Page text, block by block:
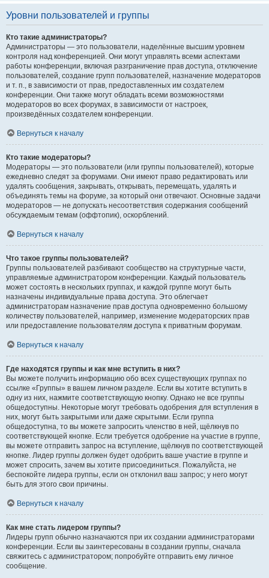
Уровни пользователей и группы
Кто такие администраторы?
Администраторы — это пользователи, наделённые высшим уровнем
контроля над конференцией. Они могут управлять всеми аспектами
работы конференции, включая разграничение прав доступа, отключение
пользователей, создание групп пользователей, назначение модераторов
и т. п., в зависимости от прав, предоставленных им создателем
конференции. Они также могут обладать всеми возможностями
модераторов во всех форумах, в зависимости от настроек,
произведённых создателем конференции.
Вернуться к началу
Кто такие модераторы?
Модераторы — это пользователи (или группы пользователей), которые
ежедневно следят за форумами. Они имеют право редактировать или
удалять сообщения, закрывать, открывать, перемещать, удалять и
объединять темы на форуме, за который они отвечают. Основные задачи
модераторов — не допускать несоответствия содержания сообщений
обсуждаемым темам (оффтопик), оскорблений.
Вернуться к началу
Что такое группы пользователей?
Группы пользователей разбивают сообщество на структурные части,
управляемые администратором конференции. Каждый пользователь
может состоять в нескольких группах, и каждой группе могут быть
назначены индивидуальные права доступа. Это облегчает
администраторам назначение прав доступа одновременно большому
количеству пользователей, например, изменение модераторских прав
или предоставление пользователям доступа к приватным форумам.
Вернуться к началу
Где находятся группы и как мне вступить в них?
Вы можете получить информацию обо всех существующих группах по
ссылке «Группы» в вашем личном разделе. Если вы хотите вступить в
одну из них, нажмите соответствующую кнопку. Однако не все группы
общедоступны. Некоторые могут требовать одобрения для вступления в
них, могут быть закрытыми или даже скрытыми. Если группа
общедоступна, то вы можете запросить членство в ней, щёлкнув по
соответствующей кнопке. Если требуется одобрение на участие в группе,
вы можете отправить запрос на вступление, щёлкнув по соответствующей
кнопке. Лидер группы должен будет одобрить ваше участие в группе и
может спросить, зачем вы хотите присоединиться. Пожалуйста, не
беспокойте лидера группы, если он отклонил ваш запрос; у него могут
быть для этого свои причины.
Вернуться к началу
Как мне стать лидером группы?
Лидеры групп обычно назначаются при их создании администраторами
конференции. Если вы заинтересованы в создании группы, сначала
свяжитесь с администратором; попробуйте отправить ему личное
сообщение.